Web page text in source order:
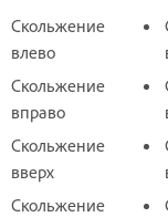
Скольжение
влево
Скольжение
вправо
Скольжение
вверх
Скольжение